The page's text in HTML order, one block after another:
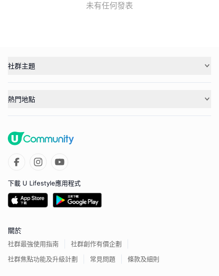
未有任何發表
社群主題
熱門地點
下載 U Lifestyle應用程式
關於
社群最強使用指南
社群創作有價企劃
社群焦點功能及升級計劃
常見問題 條款及細則